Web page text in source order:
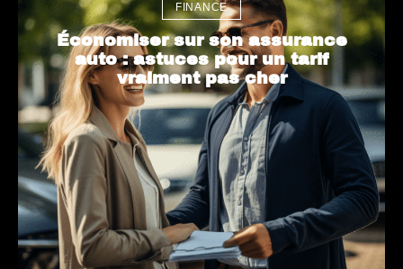
FINANCE
Économiser sur son assurance
auto : astuces pour un tarif
vraiment pas cher